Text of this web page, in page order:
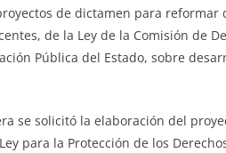
de dictamen para reformar
de la Ley de la Comisión de
Pública del Estado, sobre
se solicitó la elaboración del
para la Protección de los